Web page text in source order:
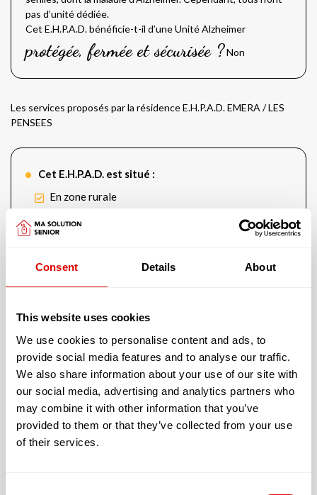
Consent Details About
This website uses cookies
We use cookies to personalise content and ads, to
provide social media features and to analyse our traffic.
We also share information about your use of our site with
our social media, advertising and analytics partners who
may combine it with other information that you’ve
provided to them or that they’ve collected from your use
of their services.
pas d’unité dédiée.
Cet E.H.P.A.D. bénéficie-t-il d’une Unité Alzheimer
protégée, fermée et sécurisée ?Non
Les services proposés par la résidence E.H.P.A.D. EMERA / LES
PENSEES
Cet E.H.P.A.D. est situé :
En zone rurale
Cette résidence vous offre un logement dont les
Permanent
En unité fermée et sécurisée (Alzheimer): Non
Financièrement, cet E.H.P.A.D. vous fera bénéficier
de :